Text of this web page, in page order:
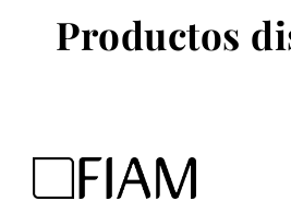
Productos